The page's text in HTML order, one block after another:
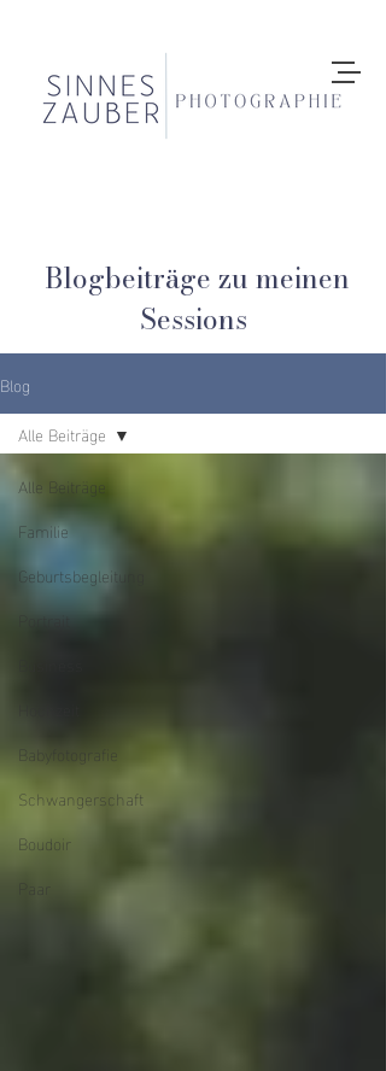
Blogbeiträge zu meinen
Sessions
Blog
Alle Beiträge
Familie
Geburtsbegleitung
Portrait
Babyfotografie
Schwangerschaft
Boudoir
Paar
Alle Beiträge